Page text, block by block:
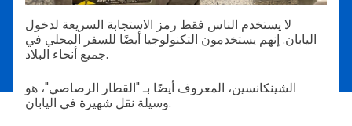
لا يستخدم الناس فقط رمز الاستجابة السريعة لدخول
اليابان. إنهم يستخدمون التكنولوجيا أيضًا للسفر المحلي في
جميع أنحاء البلاد.
الشينكانسين، المعروف أيضًا بـ "القطار الرصاصي"، هو
وسيلة نقل شهيرة في اليابان.